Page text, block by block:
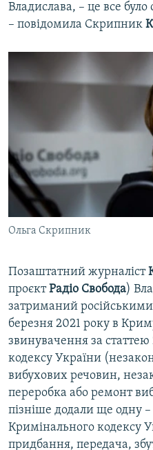
Владислава, – це все
– повідомила Скрипник
Ольга Скрипник
Позаштатний журналіст
проєктРадіо Свобода)
затриманий
березня 2021 року в
звинувачення за
кодексу України
вибухових речовин,
переробка або ремонт
пізніше додали ще одну –
Кримінального кодексу
придбання, передача,